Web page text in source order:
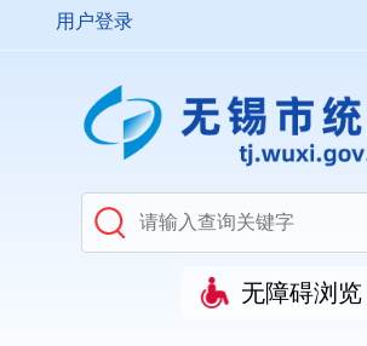
用户登录
无障碍浏览